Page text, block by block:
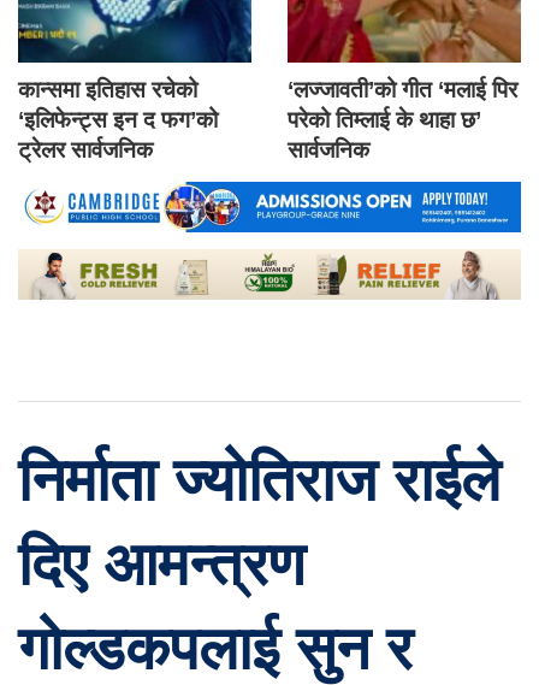
कान्समा इतिहास रचेको
‘इलिफेन्ट्स इन द फग’को
ट्रेलर सार्वजनिक
‘लज्जावती’को गीत ‘मलाई पिर
परेको तिम्लाई के थाहा छ’
सार्वजनिक
निर्माता ज्योतिराज राईले
दिए आमन्त्रण
गोल्डकपलाई सुन र